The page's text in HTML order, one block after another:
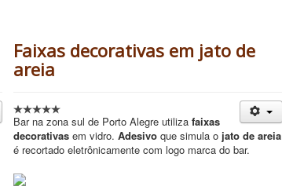
Faixas decorativas em jato de
areia
Bar na zona sul de Porto Alegre utilizafaixas
decorativas em vidro.Adesivo que simula o jato de areia
é recortado eletrônicamente com logo marca do bar.